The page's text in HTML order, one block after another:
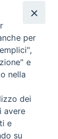
per
e
nella
dei
avere
e
su